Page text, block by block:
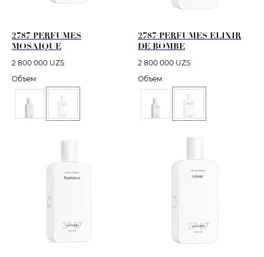
2787 PERFUMES
MOSAIQUE
2 800 000 UZS
Объем
2787 PERFUMES ELIXIR
DE BOMBE
2 800 000 UZS
Объем